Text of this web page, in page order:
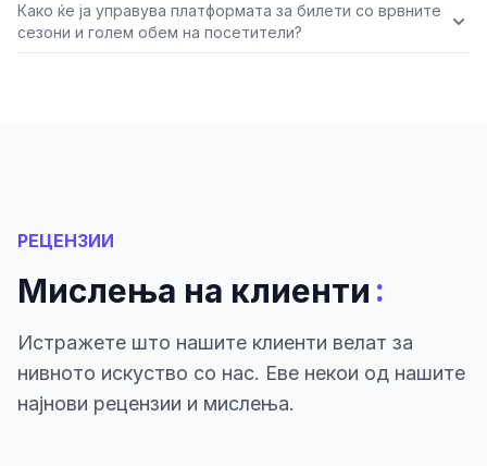
Како ќе ја управува платформата за билети со врвните
сезони и голем обем на посетители?
РЕЦЕНЗИИ
Мислења на клиенти :
Истражете што нашите клиенти велат за
нивното искуство со нас. Еве некои од нашите
најнови рецензии и мислења.